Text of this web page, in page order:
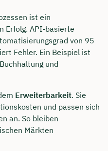
ist ein
Erfolg. API-basierte
von 95
Fehler. Ein Beispiel ist
und
Erweiterbarkeit. Sie
und passen sich
an. So bleiben
Märkten